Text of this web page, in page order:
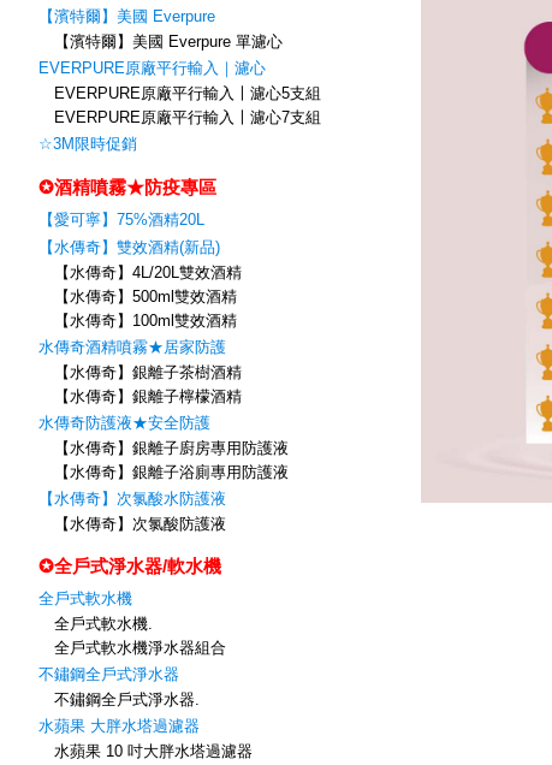
【濱特爾】美國 Everpure
【濱特爾】美國 Everpure 單濾心
EVERPURE原廠平行輸入｜濾心
EVERPURE原廠平行輸入〡濾心5支組
EVERPURE原廠平行輸入〡濾心7支組
☆3M限時促銷
✪酒精噴霧★防疫專區
【愛可寧】75%酒精20L
【水傳奇】雙效酒精(新品)
【水傳奇】4L/20L雙效酒精
【水傳奇】500ml雙效酒精
【水傳奇】100ml雙效酒精
水傳奇酒精噴霧★居家防護
【水傳奇】銀離子茶樹酒精
【水傳奇】銀離子檸檬酒精
水傳奇防護液★安全防護
【水傳奇】銀離子廚房專用防護液
【水傳奇】銀離子浴廁專用防護液
【水傳奇】次氯酸水防護液
【水傳奇】次氯酸防護液
✪全戶式淨水器/軟水機
全戶式軟水機
全戶式軟水機.
全戶式軟水機淨水器組合
不鏽鋼全戶式淨水器
不鏽鋼全戶式淨水器.
水蘋果 大胖水塔過濾器
水蘋果 10 吋大胖水塔過濾器